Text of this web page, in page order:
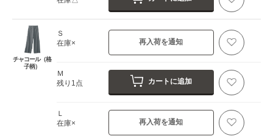
チャコール（格
子柄）
Ｓ
在庫×
再入荷を通知
Ｍ
残り1点
カートに追加
Ｌ
在庫×
再入荷を通知